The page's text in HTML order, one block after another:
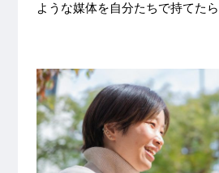
ような媒体を自分たちで持てた